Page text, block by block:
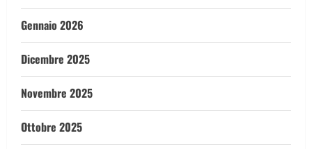
Gennaio 2026
Dicembre 2025
Novembre 2025
Ottobre 2025